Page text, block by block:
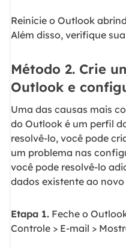
Reinicie o Outlook
Além disso, verifique
Método 2. Crie
Outlook e
Uma das causas mais
do Outlook é um perfil
resolvê-lo, você pode
um problema nas
você pode resolvê-lo
dados existente ao
Etapa 1.Feche o
Controle > E-mail >